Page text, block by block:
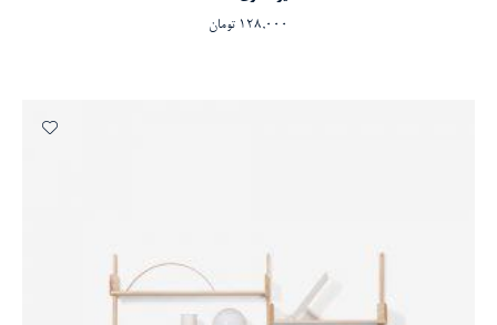
128,000 تومان